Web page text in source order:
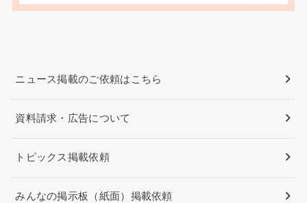
ニュース掲載のご依頼はこちら
資料請求・広告について
トピックス掲載依頼
みんなの掲示板（紙面）掲載依頼